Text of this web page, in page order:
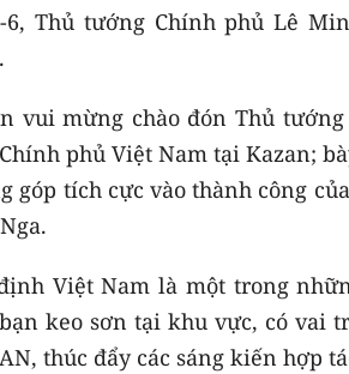
6, Thủ tướng Chính phủ Lê
vui mừng chào đón Thủ
phủ Việt Nam tại Kazan;
góp tích cực vào thành công
Việt Nam là một trong
keo sơn tại khu vực, có vai
thúc đẩy các sáng kiến hợp